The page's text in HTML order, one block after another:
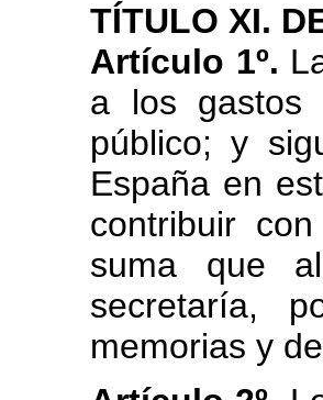
TÍTULO XI.
Artículo 1º.
a los gastos
público; y
España en
contribuir
suma que
secretaría,
memorias y